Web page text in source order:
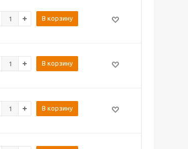
В корзину
В корзину
В корзину